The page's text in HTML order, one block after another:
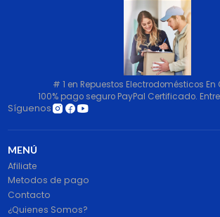
# 1 en Repuestos Electrodomésticos
100% pago seguro PayPal Certificado.
Síguenos
MENÚ
Afiliate
Metodos de pago
Contacto
¿Quienes Somos?